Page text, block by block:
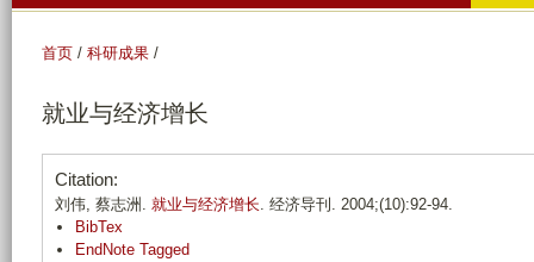
首页 / 科研成果 /
就业与经济增长
Citation:
刘伟, 蔡志洲. 就业与经济增长. 经济导刊. 2004;(10):92-94.
BibTex
EndNote Tagged